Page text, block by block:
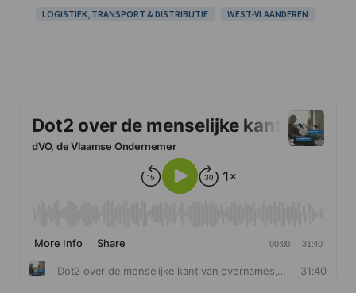
LOGISTIEK, TRANSPORT & DISTRIBUTIE WEST-VLAANDEREN